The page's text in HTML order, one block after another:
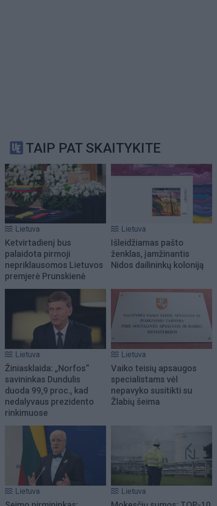
TAIP PAT SKAITYKITE
Lietuva
Ketvirtadienį bus
palaidota pirmoji
nepriklausomos Lietuvos
premjerė Prunskienė
Lietuva
Išleidžiamas pašto
ženklas, įamžinantis
Nidos dailininkų koloniją
Lietuva
Žiniasklaida: „Norfos“
savininkas Dundulis
duoda 99,9 proc., kad
nedalyvaus prezidento
rinkimuose
Lietuva
Vaiko teisių apsaugos
specialistams vėl
nepavyko susitikti su
Žlabių šeima
Lietuva Lietuva